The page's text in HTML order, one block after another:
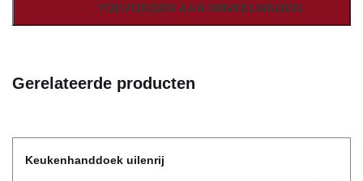
TOEVOEGEN AAN WINKELWAGEN
Gerelateerde producten
Keukenhanddoek uilenrij